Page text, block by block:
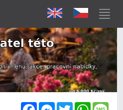
FacebookMessenger
Twitter